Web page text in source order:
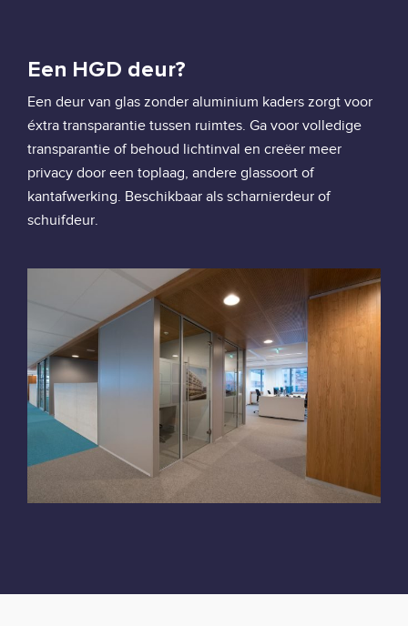
Een HGD deur?
Een deur van glas zonder aluminium kaders zorgt voor
éxtra transparantie tussen ruimtes. Ga voor volledige
transparantie of behoud lichtinval en creëer meer
privacy door een toplaag, andere glassoort of
kantafwerking. Beschikbaar als scharnierdeur of
schuifdeur.